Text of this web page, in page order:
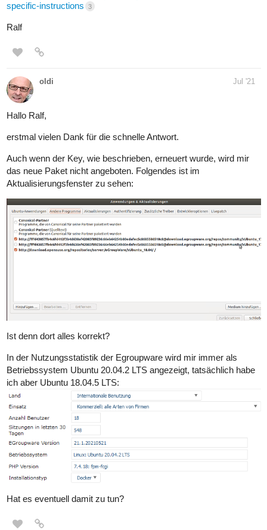
specific-instructions
3
Ralf
oldi Jul '21
Hallo Ralf,
erstmal vielen Dank für die schnelle Antwort.
Auch wenn der Key, wie beschrieben, erneuert wurde, wird mir
das neue Paket nicht angeboten. Folgendes ist im
Aktualisierungsfenster zu sehen:
Ist denn dort alles korrekt?
In der Nutzungsstatistik der Egroupware wird mir immer als
Betriebssystem Ubuntu 20.04.2 LTS angezeigt, tatsächlich habe
ich aber Ubuntu 18.04.5 LTS:
Hat es eventuell damit zu tun?